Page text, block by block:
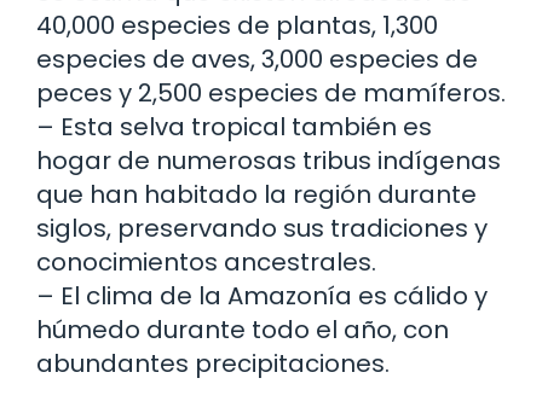
40,000 especies de plantas, 1,300
especies de aves, 3,000 especies de
peces y 2,500 especies de mamíferos.
– Esta selva tropical también es
hogar de numerosas tribus indígenas
que han habitado la región durante
siglos, preservando sus tradiciones y
conocimientos ancestrales.
– El clima de la Amazonía es cálido y
húmedo durante todo el año, con
abundantes precipitaciones.